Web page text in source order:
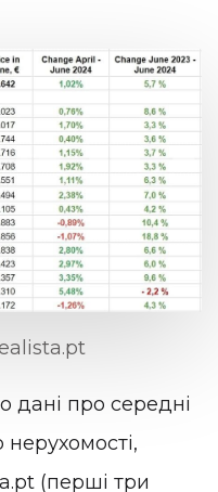
дані про середні
(перші три